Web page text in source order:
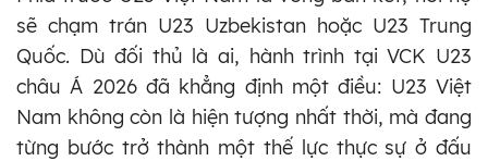
sẽ chạm trán U23 Uzbekistan hoặc U23 Trung
Quốc. Dù đối thủ là ai, hành trình tại VCK U23
châu Á 2026 đã khẳng định một điều: U23 Việt
Nam không còn là hiện tượng nhất thời, mà đang
từng bước trở thành một thế lực thực sự ở đấu